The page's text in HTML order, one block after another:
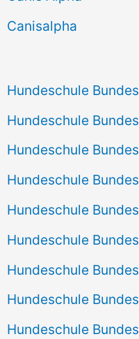
h
Canisalpha
Hundeschule
Hundeschule
Hundeschule
Hundeschule
Hundeschule
Hundeschule
Hundeschule
Hundeschule
Hundeschule